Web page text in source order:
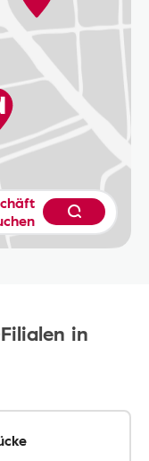
in